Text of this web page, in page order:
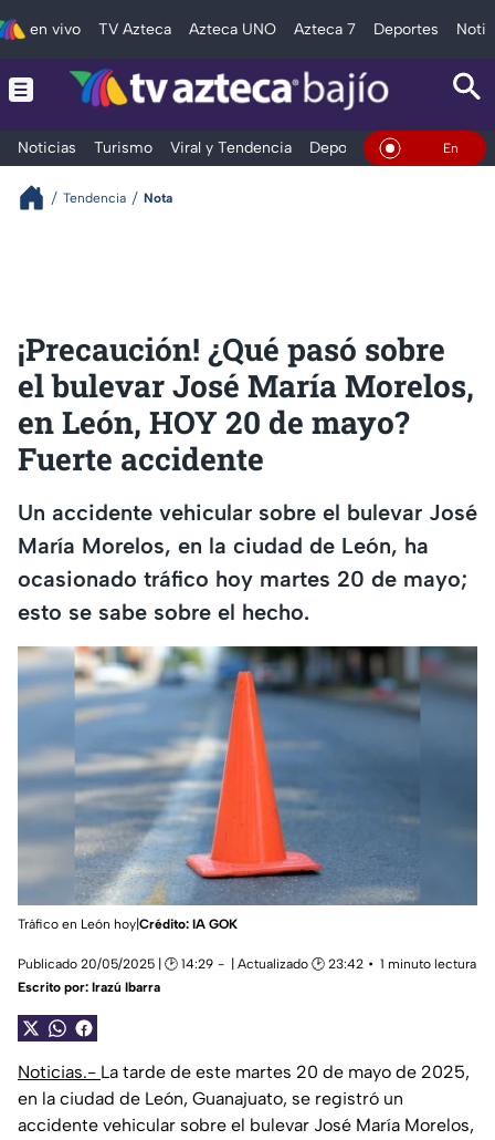
en vivo TV Azteca Azteca UNO Azteca 7 Deportes
Noticias Turismo Viral y Tendencia Deportes Espectáculos
En Vivo
Tendencia Nota
¡Precaución! ¿Qué pasó sobre
el bulevar José María Morelos,
en León, HOY 20 de mayo?
Fuerte accidente
Un accidente vehicular sobre el bulevar José
María Morelos, en la ciudad de León, ha
ocasionado tráfico hoy martes 20 de mayo;
esto se sabe sobre el hecho.
Tráfico en León hoy| Crédito: IA GOK
Publicado 20/05/2025 | 🕑 14:29 | Actualizado 🕑 23:42
1 minuto lectura
Escrito por: Irazú Ibarra
Noticias.- La tarde de este martes 20 de mayo de 2025,
en la ciudad de León, Guanajuato, se registró un
accidente vehicular sobre el bulevar José María Morelos,